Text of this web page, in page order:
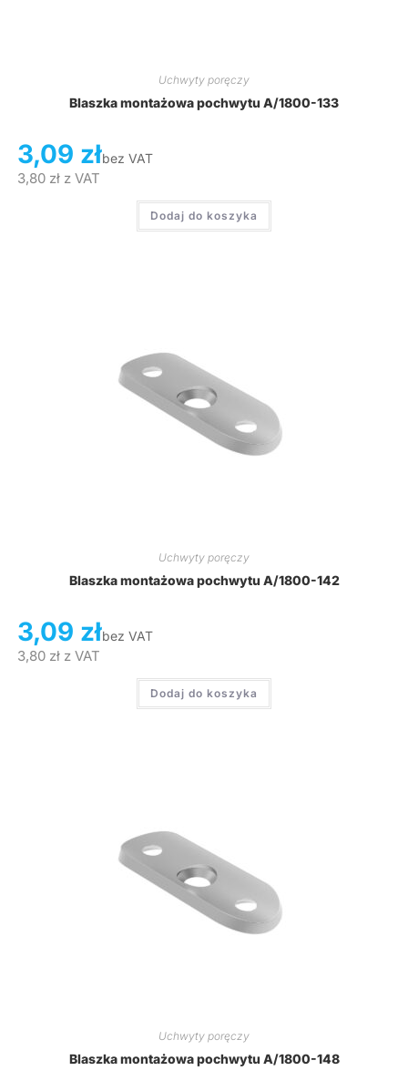
Uchwyty poręczy
Blaszka montażowa pochwytu A/1800-133
3,09 złbez VAT
3,80 złz VAT
Dodaj do koszyka
Uchwyty poręczy
Blaszka montażowa pochwytu A/1800-142
3,09 złbez VAT
3,80 złz VAT
Dodaj do koszyka
Uchwyty poręczy
Blaszka montażowa pochwytu A/1800-148